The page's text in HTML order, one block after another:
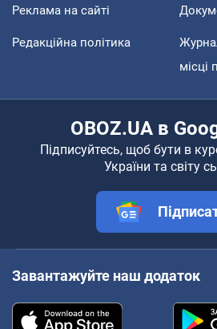
Реклама на сайті
Редакційна політика
місці
OBOZ.UA в
Підписуйтесь, щоб бути в
України та світу
Завантажуйте наш додаток